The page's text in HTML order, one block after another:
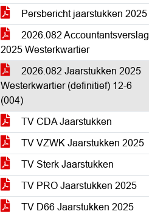
Persbericht jaarstukken 2025
2026.082 Accountantsverslag
2025 Westerkwartier
2026.082 Jaarstukken 2025
Westerkwartier (definitief) 12-6
(004)
TV CDA Jaarstukken
TV VZWK Jaarstukken 2025
TV Sterk Jaarstukken
TV PRO Jaarstukken 2025
TV D66 Jaarstukken 2025